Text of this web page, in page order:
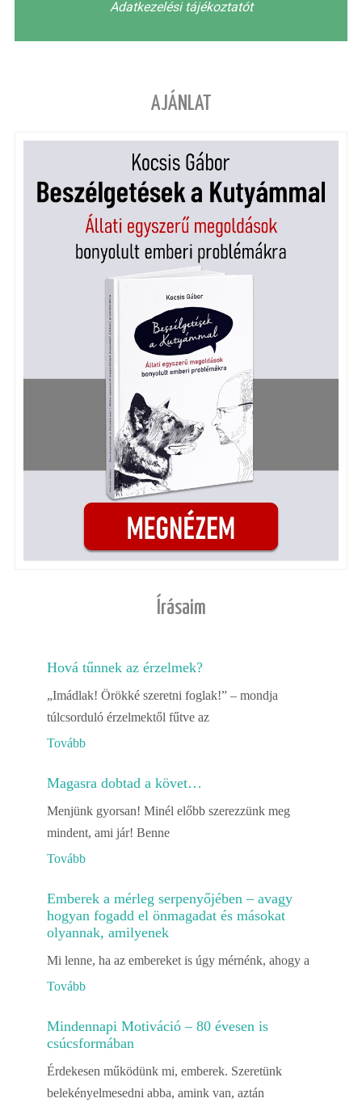
Adatkezelési tájékoztatót
AJÁNLAT
Írásaim
Hová tűnnek az érzelmek?
„Imádlak! Örökké szeretni foglak!” – mondja
túlcsorduló érzelmektől fűtve az
Tovább
Magasra dobtad a követ…
Menjünk gyorsan! Minél előbb szerezzünk meg
mindent, ami jár! Benne
Tovább
Emberek a mérleg serpenyőjében – avagy
hogyan fogadd el önmagadat és másokat
olyannak, amilyenek
Mi lenne, ha az embereket is úgy mérnénk, ahogy a
Tovább
Mindennapi Motiváció – 80 évesen is
csúcsformában
Érdekesen működünk mi, emberek. Szeretünk
belekényelmesedni abba, amink van, aztán